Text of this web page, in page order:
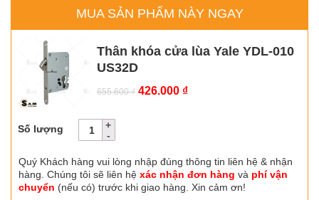
MUA SẢN PHẨM NÀY NGAY
Thân khóa cửa lùa Yale YDL-010
US32D
655.600₫ Giá
426.000 ₫Giá
Số lượng
Quý Khách hàng vui lòng nhập đúng thông tin liên hệ & nhận
hàng. Chúng tôi sẽ liên hệ xác nhận đơn hàng và phí vận
chuyển (nếu có) trước khi giao hàng. Xin cảm ơn!